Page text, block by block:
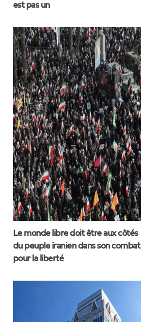
est pas un
Le monde libre doit être aux côtés
du peuple iranien dans son combat
pour la liberté